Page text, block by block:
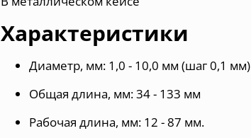
Характеристики
Диаметр, мм: 1,0 - 10,0 мм (шаг 0,1 мм)
Общая длина, мм: 34 - 133 мм
Рабочая длина, мм: 12 - 87 мм.